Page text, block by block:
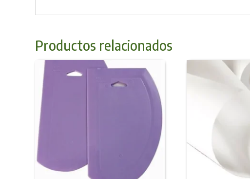
Productos relacionados